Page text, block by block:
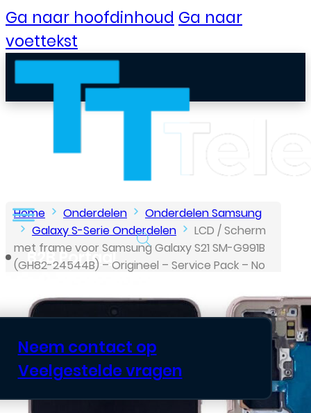
Ga naar hoofdinhoud Ga naar
voettekst
B2B Portaal
Klantenservice
Neem contact op
Veelgestelde vragen
Home Onderdelen
Onderdelen Samsung
Galaxy S-Serie Onderdelen
LCD / Scherm
met frame voor Samsung Galaxy S21 SM-G991B
(GH82-24544B) – Origineel – Service Pack – No